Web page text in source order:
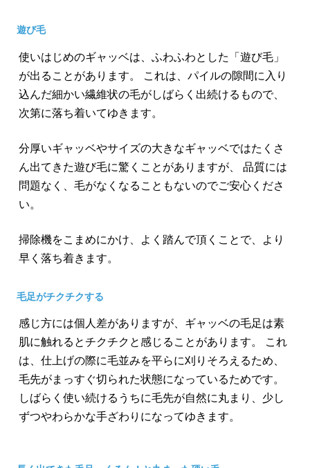
遊び毛
使いはじめのギャッベは、ふわふわとした「遊び毛」
が出ることがあります。 これは、パイルの隙間に入り
込んだ細かい繊維状の毛がしばらく出続けるもので、
次第に落ち着いてゆきます。
分厚いギャッベやサイズの大きなギャッベではたくさ
ん出てきた遊び毛に驚くことがありますが、 品質には
問題なく、毛がなくなることもないのでご安心くださ
い。
掃除機をこまめにかけ、よく踏んで頂くことで、より
早く落ち着きます。
毛足がチクチクする
感じ方には個人差がありますが、ギャッベの毛足は素
肌に触れるとチクチクと感じることがあります。 これ
は、仕上げの際に毛並みを平らに刈りそろえるため、
毛先がまっすぐ切られた状態になっているためです。
しばらく使い続けるうちに毛先が自然に丸まり、少し
ずつやわらかな手ざわりになってゆきます。